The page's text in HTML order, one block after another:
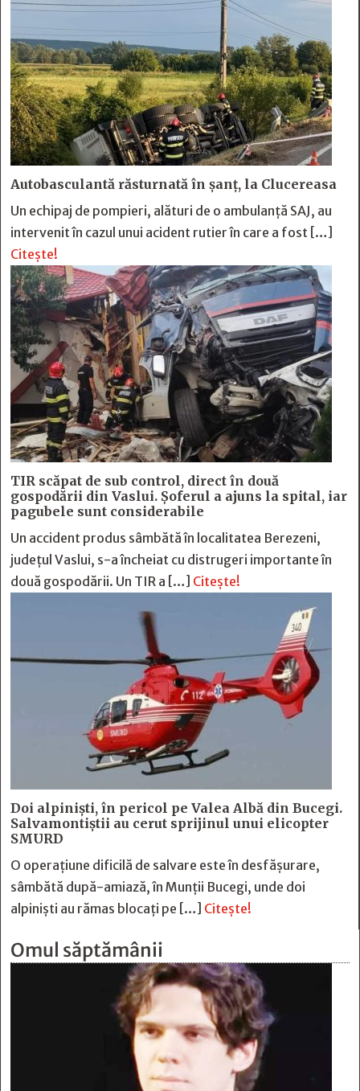
Autobasculantă răsturnată în șanț, la Clucereasa
Un echipaj de pompieri, alături de o ambulanță SAJ, au
intervenit în cazul unui acident rutier în care a fost […]
Citește!
TIR scăpat de sub control, direct în două
gospodării din Vaslui. Șoferul a ajuns la spital, iar
pagubele sunt considerabile
Un accident produs sâmbătă în localitatea Berezeni,
județul Vaslui, s-a încheiat cu distrugeri importante în
două gospodării. Un TIR a […] Citește!
Doi alpiniști, în pericol pe Valea Albă din Bucegi.
Salvamontiștii au cerut sprijinul unui elicopter
SMURD
O operațiune dificilă de salvare este în desfășurare,
sâmbătă după-amiază, în Munții Bucegi, unde doi
alpiniști au rămas blocați pe […] Citește!
Omul săptămânii